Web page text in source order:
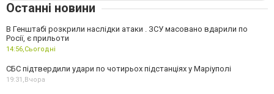
Останні новини
В Генштабі розкрили наслідки атаки . ЗСУ масовано вдарили по
Росії, є прильоти
14:56,Сьогодні
СБС підтвердили удари по чотирьох підстанціях у Маріуполі
19:31,Вчора